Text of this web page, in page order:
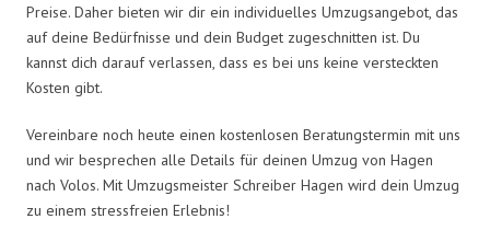
Preise. Daher bieten wir dir ein individuelles Umzugsangebot, das
auf deine Bedürfnisse und dein Budget zugeschnitten ist. Du
kannst dich darauf verlassen, dass es bei uns keine versteckten
Kosten gibt.
Vereinbare noch heute einen kostenlosen Beratungstermin mit uns
und wir besprechen alle Details für deinen Umzug von Hagen
nach Volos. Mit Umzugsmeister Schreiber Hagen wird dein Umzug
zu einem stressfreien Erlebnis!